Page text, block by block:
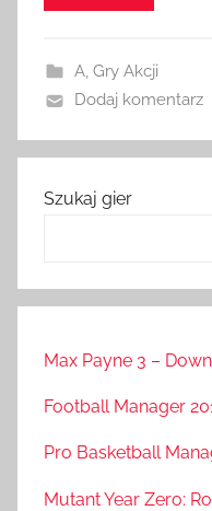
A, Gry Akcji
Dodaj komentarz
Szukaj gier
Max Payne 3 –
Football Manager
Pro Basketball
Mutant Year Zero: